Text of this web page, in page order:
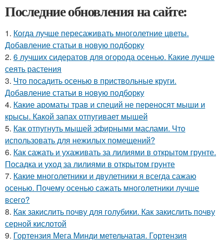
Последние обновления на сайте:
1. Когда лучше пересаживать многолетние цветы.
Добавление статьи в новую подборку
2. 6 лучших сидератов для огорода осенью. Какие лучше
сеять растения
3. Что посадить осенью в приствольные круги.
Добавление статьи в новую подборку
4. Какие ароматы трав и специй не переносят мыши и
крысы. Какой запах отпугивает мышей
5. Как отпугнуть мышей эфирными маслами. Что
использовать для нежилых помещений?
6. Как сажать и ухаживать за лилиями в открытом грунте.
Посадка и уход за лилиями в открытом грунте
7. Какие многолетники и двулетники я всегда сажаю
осенью. Почему осенью сажать многолетники лучше
всего?
8. Как закислить почву для голубики. Как закислить почву
серной кислотой
9. Гортензия Мега Минди метельчатая. Гортензия